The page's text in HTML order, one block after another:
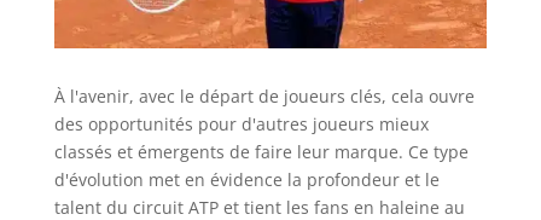
À l'avenir, avec le départ de joueurs clés, cela ouvre
des opportunités pour d'autres joueurs mieux
classés et émergents de faire leur marque. Ce type
d'évolution met en évidence la profondeur et le
talent du circuit ATP et tient les fans en haleine au